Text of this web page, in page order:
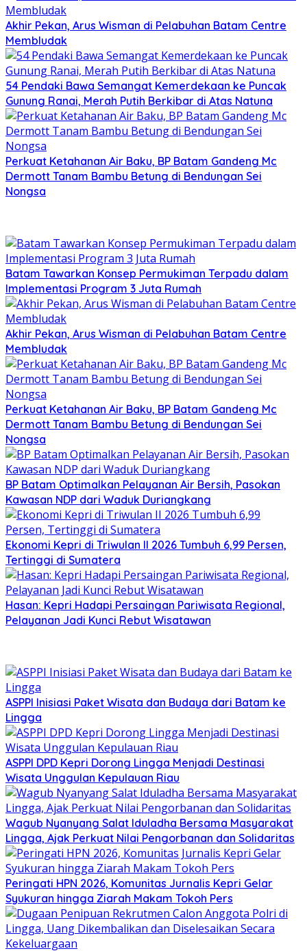
Akhir Pekan, Arus Wisman di Pelabuhan Batam Centre
Membludak
54 Pendaki Bawa Semangat Kemerdekaan ke Puncak
Gunung Ranai, Merah Putih Berkibar di Atas Natuna
Perkuat Ketahanan Air Baku, BP Batam Gandeng Mc
Dermott Tanam Bambu Betung di Bendungan Sei
Nongsa
Batam Tawarkan Konsep Permukiman Terpadu dalam
Implementasi Program 3 Juta Rumah
Akhir Pekan, Arus Wisman di Pelabuhan Batam Centre
Membludak
Perkuat Ketahanan Air Baku, BP Batam Gandeng Mc
Dermott Tanam Bambu Betung di Bendungan Sei
Nongsa
BP Batam Optimalkan Pelayanan Air Bersih, Pasokan
Kawasan NDP dari Waduk Duriangkang
Ekonomi Kepri di Triwulan II 2026 Tumbuh 6,99 Persen,
Tertinggi di Sumatera
Hasan: Kepri Hadapi Persaingan Pariwisata Regional,
Pelayanan Jadi Kunci Rebut Wisatawan
ASPPI Inisiasi Paket Wisata dan Budaya dari Batam ke
Lingga
ASPPI DPD Kepri Dorong Lingga Menjadi Destinasi
Wisata Unggulan Kepulauan Riau
Wagub Nyanyang Salat Iduladha Bersama Masyarakat
Lingga, Ajak Perkuat Nilai Pengorbanan dan Solidaritas
Peringati HPN 2026, Komunitas Jurnalis Kepri Gelar
Syukuran hingga Ziarah Makam Tokoh Pers